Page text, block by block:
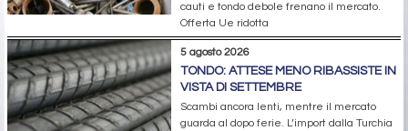
cauti e tondo debole frenano il mercato.
Offerta Ue ridotta
5 agosto 2026
TONDO: ATTESE MENO RIBASSISTE IN
VISTA DI SETTEMBRE
Scambi ancora lenti, mentre il mercato
guarda al dopo ferie. L’import dalla Turchia